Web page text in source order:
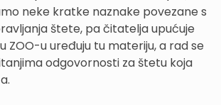
neke kratke naznake povezane s
štete, pa čitatelja upućuje
ZOO-u uređuju tu materiju, a rad se
odgovornosti za štetu koja